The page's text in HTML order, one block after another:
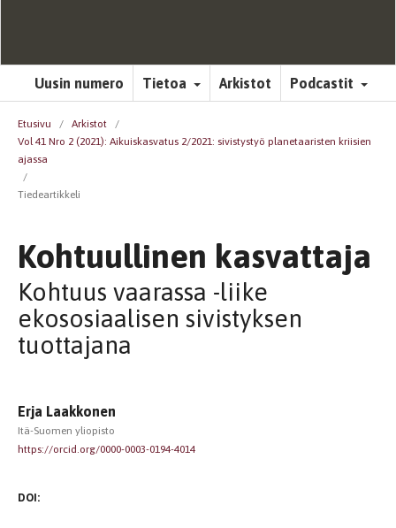
Uusin numero Tietoa Arkistot Podcastit
Etusivu / Arkistot
/
Vol 41 Nro 2 (2021): Aikuiskasvatus 2/2021: sivistystyö planetaaristen kriisien
ajassa
/
Tiedeartikkeli
Kohtuullinen kasvattaja
Kohtuus vaarassa -liike
ekososiaalisen sivistyksen
tuottajana
Erja Laakkonen
Itä-Suomen yliopisto
https://orcid.org/0000-0003-0194-4014
DOI: